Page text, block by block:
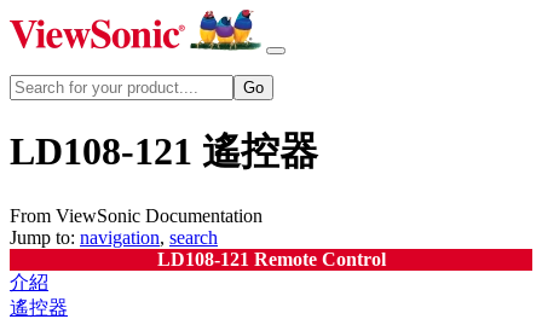
LD108-121 遙控器
From ViewSonic Documentation
Jump to: navigation, search
LD108-121 Remote Control
介紹
遙控器